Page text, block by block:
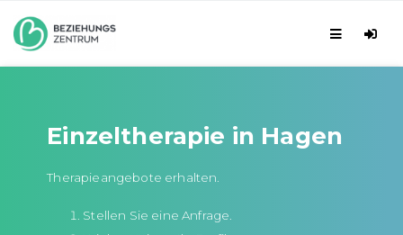
Einzeltherapie in Hagen
Therapieangebote erhalten.
Stellen Sie eine Anfrage.